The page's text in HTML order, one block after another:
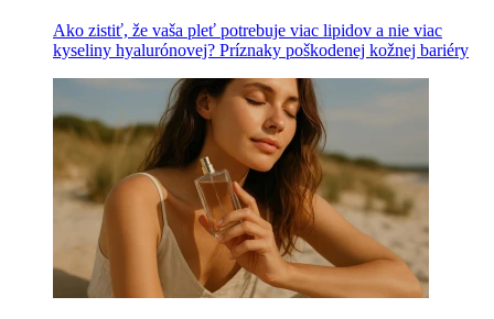
Ako zistiť, že vaša pleť potrebuje viac lipidov a nie viac
kyseliny hyalurónovej? Príznaky poškodenej kožnej bariéry